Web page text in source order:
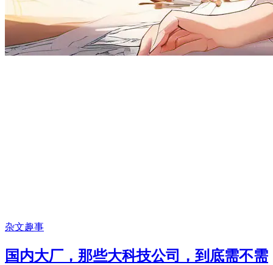
杂文趣事
国内大厂，那些大科技公司，到底需不需